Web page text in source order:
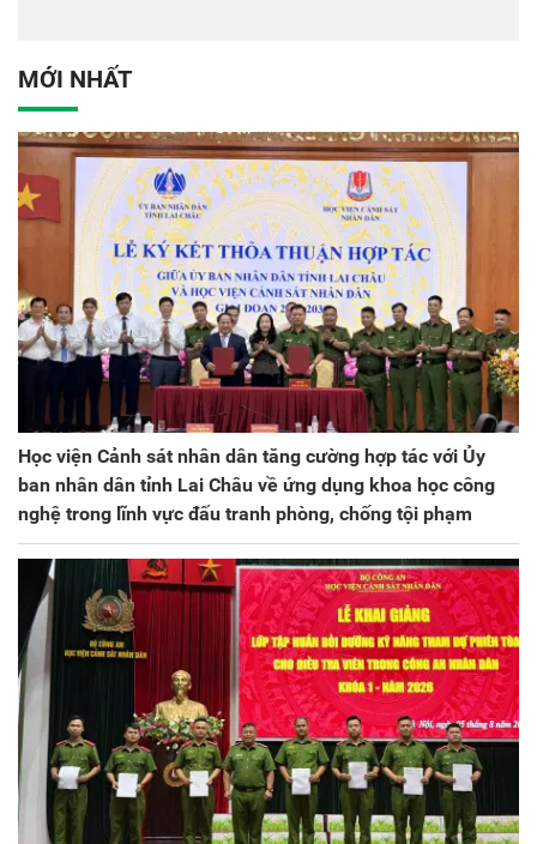
MỚI NHẤT
Học viện Cảnh sát nhân dân tăng cường hợp tác với Ủy
ban nhân dân tỉnh Lai Châu về ứng dụng khoa học công
nghệ trong lĩnh vực đấu tranh phòng, chống tội phạm